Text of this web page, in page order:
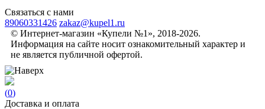
Связаться с нами
89060331426 zakaz@kupel1.ru
© Интернет-магазин «Купели №1», 2018-2026.
Информация на сайте носит ознакомительный характер и
не является публичной офертой.
(0)
Доставка и оплата